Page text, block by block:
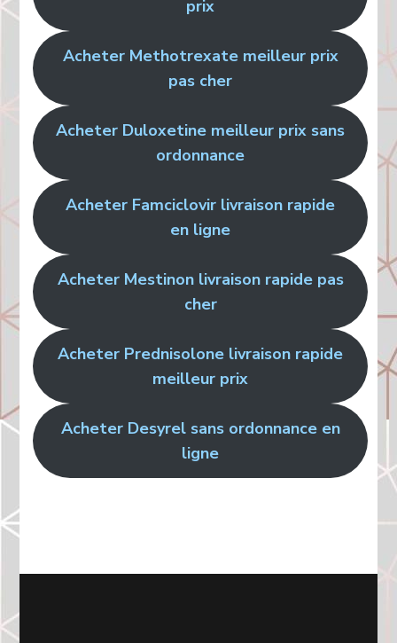
prix
Acheter Methotrexate meilleur prix
pas cher
Acheter Duloxetine meilleur prix sans
ordonnance
Acheter Famciclovir livraison rapide
en ligne
Acheter Mestinon livraison rapide pas
cher
Acheter Prednisolone livraison rapide
meilleur prix
Acheter Desyrel sans ordonnance en
ligne